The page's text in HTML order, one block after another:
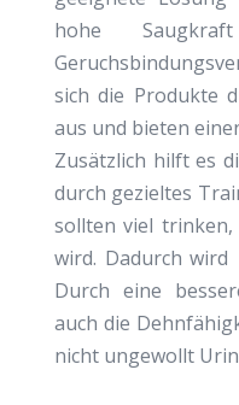
hohe
sich die Produkte
aus und bieten
Zusätzlich hilft es
durch gezieltes
sollten viel
wird. Dadurch
Durch eine
auch die
nicht ungewollt